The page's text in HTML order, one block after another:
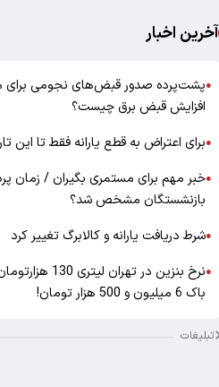
آخرین اخبار
●پشت‌پرده صدور قبض‌های نجومی برای
افزایش قبض برق چیست؟
●برای اعتراض به قطع یارانه فقط تا این
●خبر مهم برای مستمری بگیران / زمان
بازنشستگان مشخص شد؟
●شرط دریافت یارانه و کالابرگ تغییر کرد
●
نرخ بنزین در
باک 6 میلیون و 500 هزار تومان!
تبلیغات